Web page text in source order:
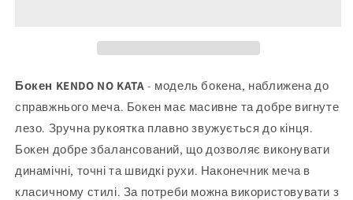
KATA
см
(40.1&quot;)
-
ясен
європейський
KATA
см
(40.1&quot;)
-
європейський
Бокен KENDO NO KATA - модель бокена, наближена до
справжнього меча. Бокен має масивне та добре вигнуте
лезо. Зручна рукоятка плавно звужується до кінця.
Бокен добре збалансований, що дозволяє виконувати
динамічні, точні та швидкі рухи. Наконечник меча в
класичному стилі. За потреби можна використовувати з